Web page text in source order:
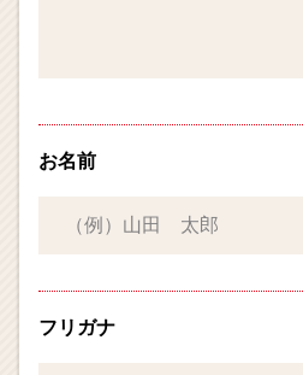
お名前
フリガナ